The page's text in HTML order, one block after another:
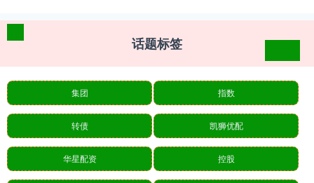
话题标签
集团 指数
转债 凯狮优配
华星配资 控股